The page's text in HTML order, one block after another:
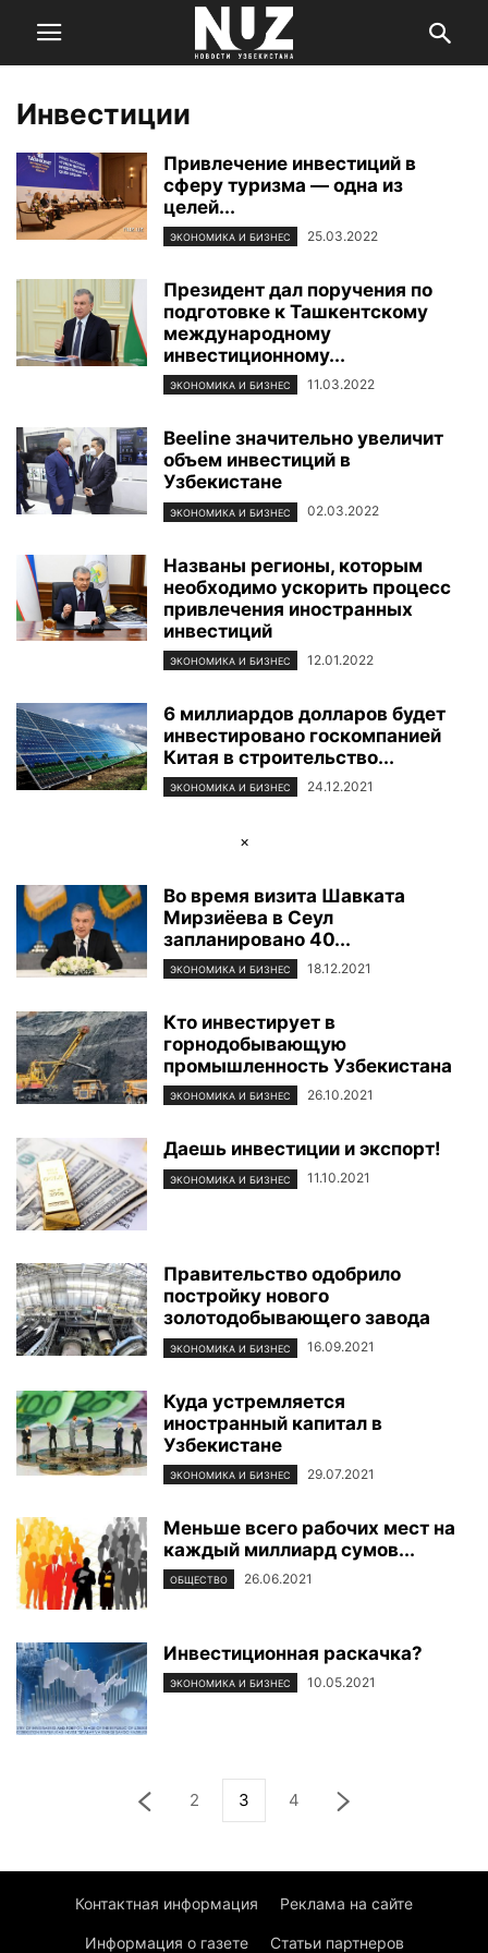
Инвестиции
Привлечение инвестиций в
сферу туризма — одна из
целей...
ЭКОНОМИКА И БИЗНЕС 25.03.2022
Президент дал поручения по
подготовке к Ташкентскому
международному
инвестиционному...
ЭКОНОМИКА И БИЗНЕС 11.03.2022
Beeline значительно увеличит
объем инвестиций в
Узбекистане
ЭКОНОМИКА И БИЗНЕС 02.03.2022
Названы регионы, которым
необходимо ускорить процесс
привлечения иностранных
инвестиций
ЭКОНОМИКА И БИЗНЕС 12.01.2022
6 миллиардов долларов будет
инвестировано госкомпанией
Китая в строительство...
ЭКОНОМИКА И БИЗНЕС 24.12.2021
×
Во время визита Шавката
Мирзиёева в Сеул
запланировано 40...
ЭКОНОМИКА И БИЗНЕС 18.12.2021
Кто инвестирует в
горнодобывающую
промышленность Узбекистана
ЭКОНОМИКА И БИЗНЕС 26.10.2021
Даешь инвестиции и экспорт!
ЭКОНОМИКА И БИЗНЕС 11.10.2021
Правительство одобрило
постройку нового
золотодобывающего завода
ЭКОНОМИКА И БИЗНЕС 16.09.2021
Куда устремляется
иностранный капитал в
Узбекистане
ЭКОНОМИКА И БИЗНЕС 29.07.2021
Меньше всего рабочих мест на
каждый миллиард сумов...
ОБЩЕСТВО 26.06.2021
Инвестиционная раскачка?
ЭКОНОМИКА И БИЗНЕС 10.05.2021
2 3 4
Контактная информация Реклама на сайте
Информация о газете Статьи партнеров